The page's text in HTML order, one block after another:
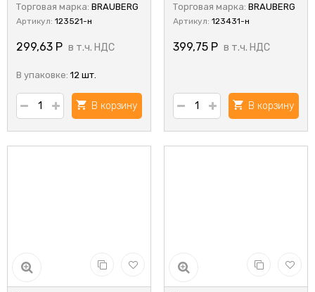
Торговая марка: BRAUBERG
Артикул: 123521-н
299,63 Р в т.ч. НДС
В упаковке: 12 шт.
В корзину
Торговая марка: BRAUBERG
Артикул: 123431-н
399,75 Р в т.ч. НДС
В корзину